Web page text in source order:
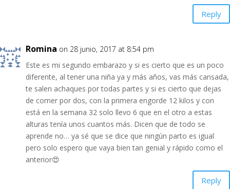
Reply
Romina on 28 junio, 2017 at 8:54 pm
Este es mi segundo embarazo y si es cierto que es un poco
diferente, al tener una niña ya y más años, vas más cansada,
te salen achaques por todas partes y si es cierto que dejas
de comer por dos, con la primera engorde 12 kilos y con
está en la semana 32 solo llevo 6 que en el otro a estas
alturas tenía unos cuantos más. Dicen que de todo se
aprende no… ya sé que se dice que ningún parto es igual
pero solo espero que vaya bien tan genial y rápido como el
anterior😍
Reply